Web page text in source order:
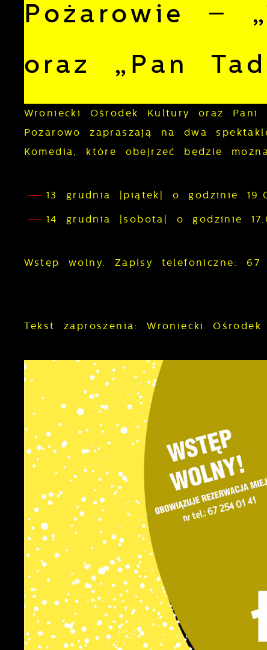
Pożarowie –
oraz „Pan
Wroniecki Ośrodek Kultury oraz
Pożarowo zapraszają na dwa
Komedia, które obejrzeć będzie
13 grudnia |piątek| o godzinie
14 grudnia |sobota| o godzinie
Wstęp wolny. Zapisy telefoniczne: 67
Tekst zaproszenia: Wroniecki Ośrodek